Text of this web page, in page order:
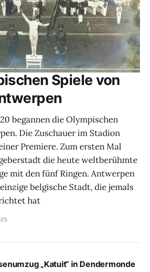
Spiele von
begannen die Olympischen
Die Zuschauer im Stadion
Premiere. Zum ersten Mal
die heute weltberühmte
mit den fünf Ringen. Antwerpen
belgische Stadt, die jemals
hat
„Katuit“ in Dendermonde